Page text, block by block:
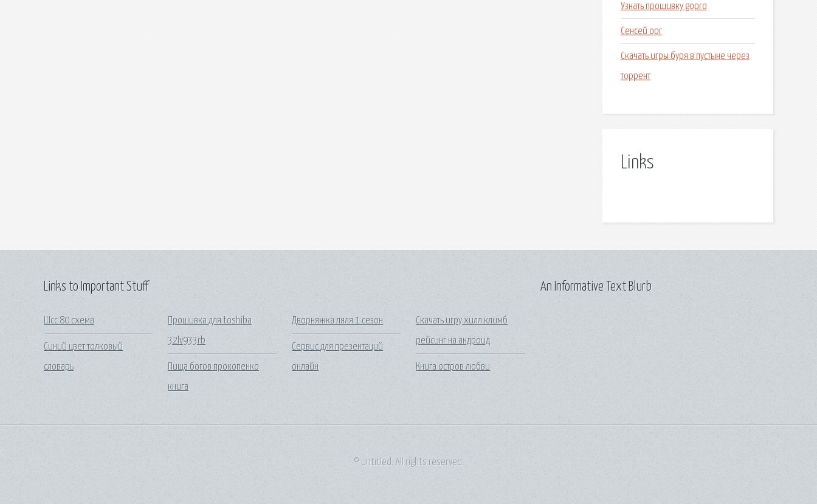
Узнать прошивку gopro
Сенсей орг
Скачать игры буря в пустыне через
торрент
Links
Links to Important Stuff
Шсс 80 схема
Синий цвет толковый
словарь
Прошивка для toshiba
32lv933rb
Пища богов прокопенко
книга
Дворняжка ляля 1 сезон
Сервис для презентаций
онлайн
Скачать игру хилл климб
рейсинг на андроид
Книга остров любви
An Informative Text Blurb
© Untitled. All rights reserved.